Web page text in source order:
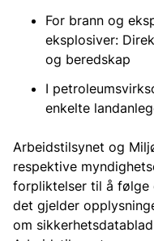
For brann og
eksplosiver:
og beredskap
I
enkelte
Arbeidstilsynet og
respektive
forpliktelser til å følge
det gjelder
om